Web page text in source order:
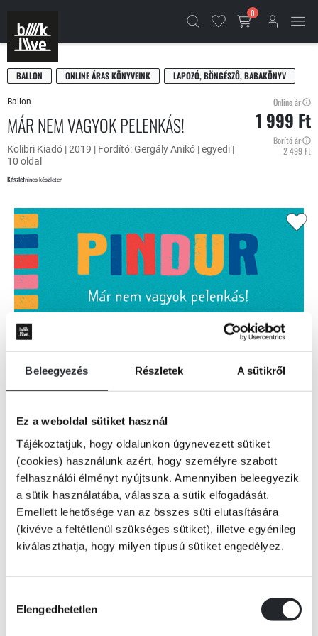
Beleegyezés Részletek A sütikről
Ez a weboldal sütiket használ
Tájékoztatjuk, hogy oldalunkon úgynevezett sütiket
(cookies) használunk azért, hogy személyre szabott
felhasználói élményt nyújtsunk. Amennyiben beleegyezik
a sütik használatába, válassza a sütik elfogadását.
Emellett lehetősége van az összes süti elutasítására
(kivéve a feltétlenül szükséges sütiket), illetve egyénileg
kiválaszthatja, hogy milyen típusú sütiket engedélyez.
kiválasztása
Elengedhetetlen
0
BALLON ONLINE ÁRAS KÖNYVEINK LAPOZÓ, BÖNGÉSZŐ, BABAKÖNYV
Ballon
MÁR NEM VAGYOK PELENKÁS!
Kolibri Kiadó | 2019 | Fordító: Gergály Anikó | egyedi |
10 oldal
Készletnincs készleten
Online ár:
1 999 Ft
Borító ár:
2 499 Ft